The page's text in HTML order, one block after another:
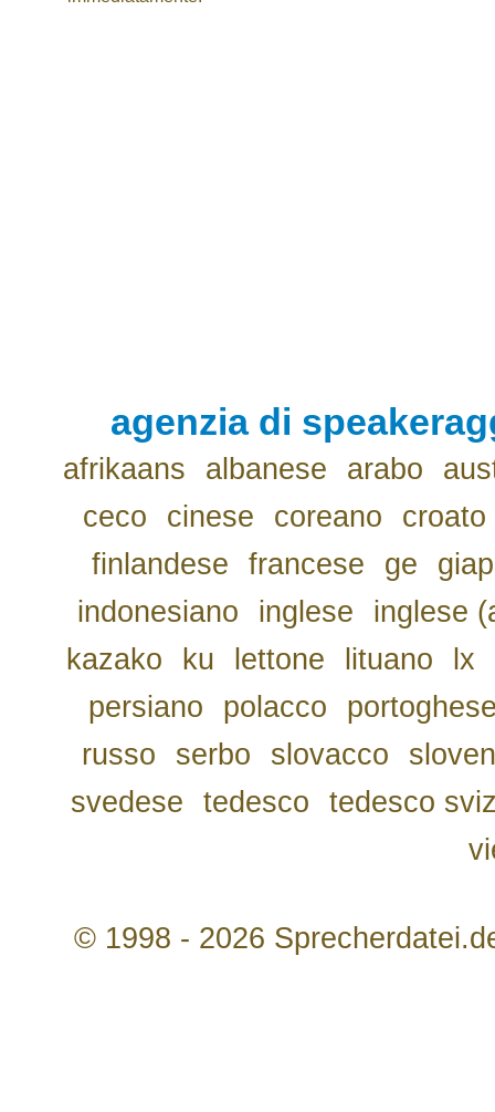
agenzia di
afrikaans albanese arabo
ceco
cinese coreano
croato
finlandese
francese ge
indonesiano
inglese
inglese
kazako
ku lettone lituano lx
persiano
polacco
russo
serbo slovacco
svedese
tedesco
tedesco
© 1998 - 2026